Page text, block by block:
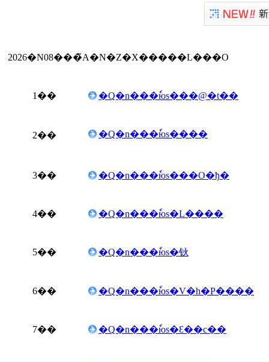
2026�N08���̃A�N�Z�X�����L���O
1 �� �Q�n���ٗюs���@�t��
2�� �Q�n���ٗюs����
3�� �Q�n���ٗюs���O�ђ�
4�� �Q�n���ٗюs�L����
5�� �Q�n���ٗюs�钬
6�� �Q�n���ٗюs�V�h�P����
7�� �Q�n���ٗюs�Ԑ��c��